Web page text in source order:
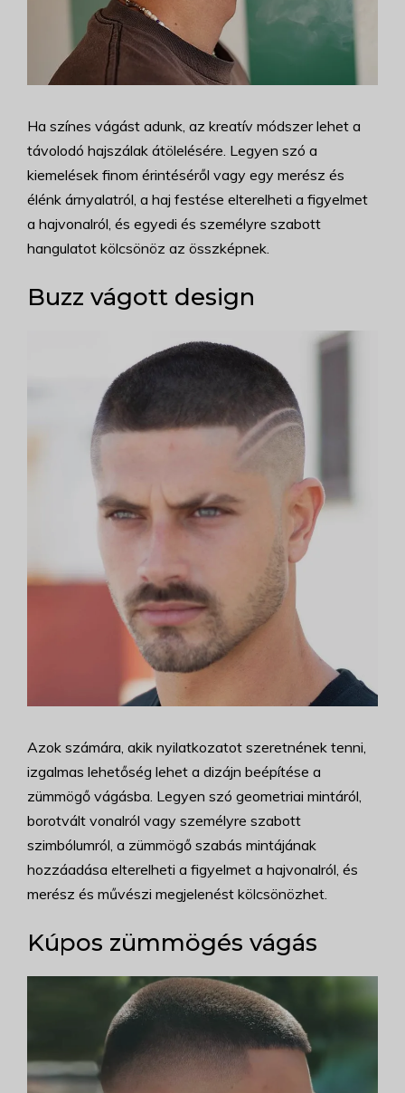
Ha színes vágást adunk, az kreatív módszer lehet a
távolodó hajszálak átölelésére. Legyen szó a
kiemelések finom érintéséről vagy egy merész és
élénk árnyalatról, a haj festése elterelheti a figyelmet
a hajvonalról, és egyedi és személyre szabott
hangulatot kölcsönöz az összképnek.
Buzz vágott design
Azok számára, akik nyilatkozatot szeretnének tenni,
izgalmas lehetőség lehet a dizájn beépítése a
zümmögő vágásba. Legyen szó geometriai mintáról,
borotvált vonalról vagy személyre szabott
szimbólumról, a zümmögő szabás mintájának
hozzáadása elterelheti a figyelmet a hajvonalról, és
merész és művészi megjelenést kölcsönözhet.
Kúpos zümmögés vágás